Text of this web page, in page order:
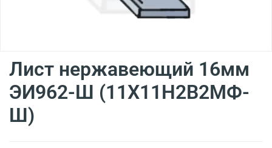
Лист нержавеющий 16мм
ЭИ962-Ш (11Х11Н2В2МФ-
Ш)